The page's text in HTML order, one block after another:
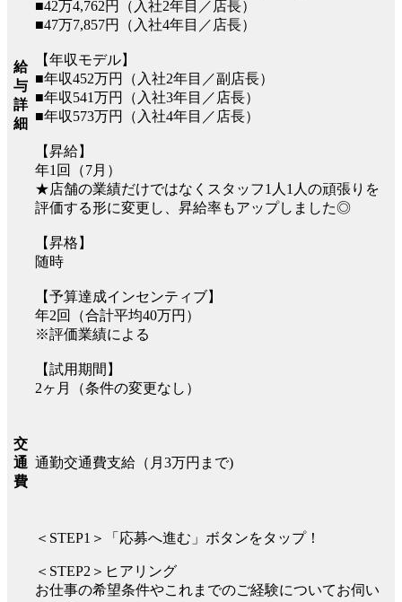
給
与
詳
細
■42万4,762円（入社2年目／店長）
■47万7,857円（入社4年目／店長）
【年収モデル】
■年収452万円（入社2年目／副店長）
■年収541万円（入社3年目／店長）
■年収573万円（入社4年目／店長）
【昇給】
年1回（7月）
★店舗の業績だけではなくスタッフ1人1人の頑張りを
評価する形に変更し、昇給率もアップしました◎
【昇格】
随時
【予算達成インセンティブ】
年2回（合計平均40万円）
※評価業績による
【試用期間】
2ヶ月（条件の変更なし）
交
通
費
通勤交通費支給（月3万円まで)
＜STEP1＞「応募へ進む」ボタンをタップ！
＜STEP2＞ヒアリング
お仕事の希望条件やこれまでのご経験についてお伺い